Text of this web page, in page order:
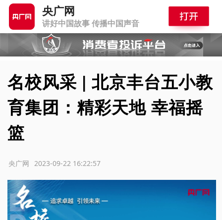
央广网
讲好中国故事 传播中国声音
名校风采 | 北京丰台五小教
育集团：精彩天地 幸福摇
篮
2023-09-22 16:22:57
央广网